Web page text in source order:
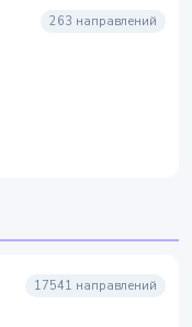
263 направлений
17541 направлений